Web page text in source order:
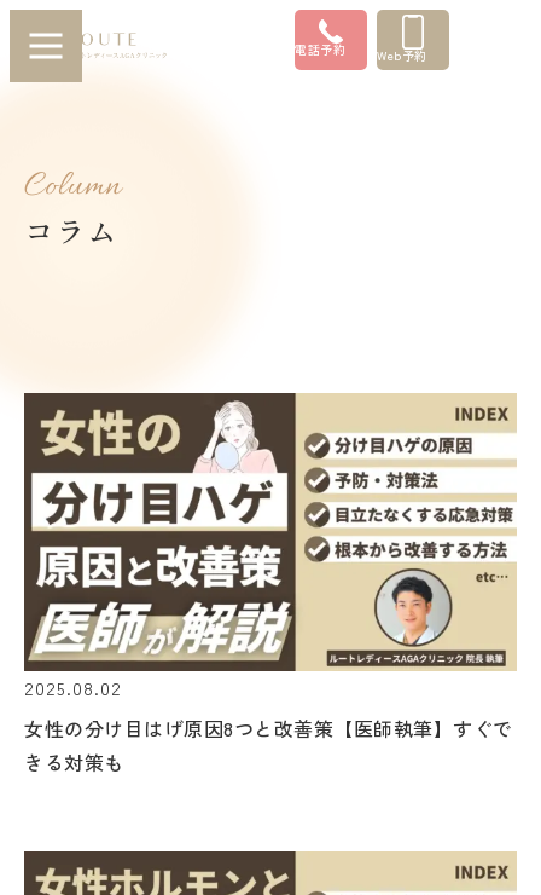
電話予約 Web予約
Column
コラム
2025.08.02
女性の分け目はげ原因8つと改善策【医師執筆】すぐで
きる対策も